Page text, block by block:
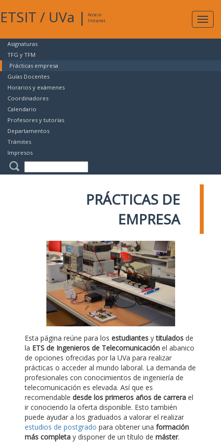
ETSIT / UVa |
Acceso
Intranet
Asignaturas
TFG y TFM
Prácticas empresa
Guías Docentes
Horarios y exámenes
Coordinadores
Calendario
Profesores y tutorías
Departamentos
Trámites
Impresos
PRÁCTICAS DE
EMPRESA
Esta página reúne para los estudiantes ytitulados de
la ETS de Ingenieros de Telecomunicación el abanico
de opciones ofrecidas por la UVa para realizar
prácticas o acceder al mundo laboral. La demanda de
profesionales con conocimientos de ingeniería de
telecomunicación es elevada. Así que es
recomendable desde los primeros años de carrera el
ir conociendo la oferta disponible. Esto también
puede ayudar a los graduados a valorar el realizar
estudios de postgrado para obtener una formación
más completa y disponer de un título de máster.